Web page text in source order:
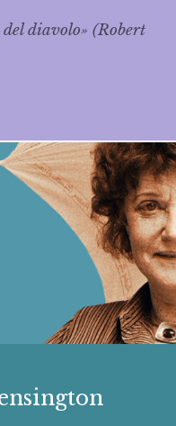
diavolo» (Robert